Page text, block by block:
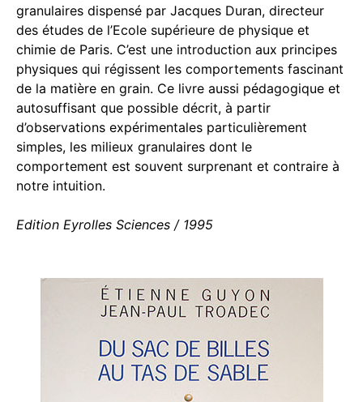
granulaires dispensé par Jacques Duran, directeur
des études de l’Ecole supérieure de physique et
chimie de Paris. C’est une introduction aux principes
physiques qui régissent les comportements fascinant
de la matière en grain. Ce livre aussi pédagogique et
autosuffisant que possible décrit, à partir
d’observations expérimentales particulièrement
simples, les milieux granulaires dont le
comportement est souvent surprenant et contraire à
notre intuition.
Edition Eyrolles Sciences / 1995